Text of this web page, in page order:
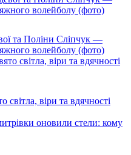
та Поліни Сліпчук —
волейболу (фото)
віри та вдячності